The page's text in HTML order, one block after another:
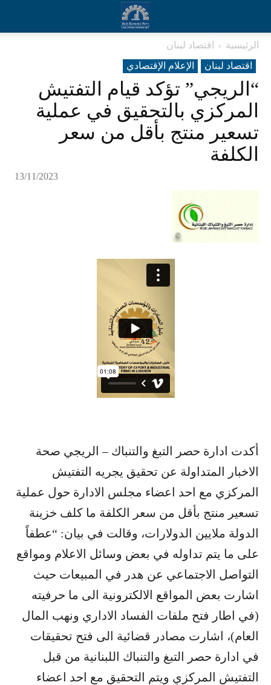
الرئيسية
اقتصاد لبنان
اقتصاد لبنان
الإعلام الإقتصادي
“الريجي” تؤكد قيام التفتيش
المركزي بالتحقيق في عملية
تسعير منتج بأقل من سعر
الكلفة
13/11/2023
أكدت ادارة حصر التبغ والتنباك – الريجي صحة
الاخبار المتداولة عن تحقيق يجريه التفتيش
المركزي مع احد اعضاء مجلس الادارة حول عملية
تسعير منتج بأقل من سعر الكلفة ما كلف خزينة
الدولة ملايين الدولارات، وقالت في بيان: “عطفاً
على ما يتم تداوله في بعض وسائل الاعلام ومواقع
التواصل الاجتماعي عن هدر في المبيعات حيث
اشارت بعض المواقع الالكترونية الى ما حرفيته
(في اطار فتح ملفات الفساد الاداري ونهب المال
العام)، اشارت مصادر قضائية الى فتح تحقيقات
في ادارة حصر التبغ والتنباك اللبنانية من قبل
التفتيش المركزي ويتم التحقيق مع احد اعضاء